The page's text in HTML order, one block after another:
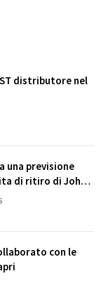
distributore nel
una previsione
di ritiro di John
con le